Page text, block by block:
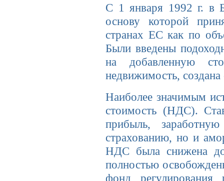
С 1 января 1992 г. в
основу которой
странах ЕС как по
Были введены
на добавленную
недвижимость,
Наиболее значимым
стоимость (НДС).
прибыль,
страхованию, но и
НДС была снижена до
полностью
фонд